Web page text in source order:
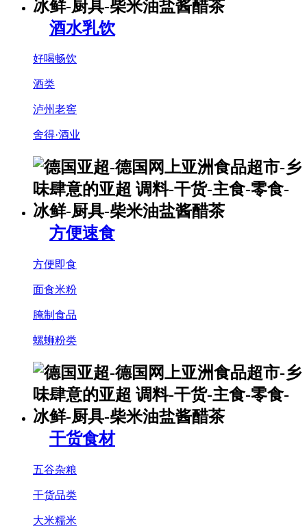
酒水乳饮
好喝畅饮
酒类
泸州老窖
舍得·酒业
方便速食
方便即食
面食米粉
腌制食品
螺蛳粉类
干货食材
五谷杂粮
干货品类
大米糯米